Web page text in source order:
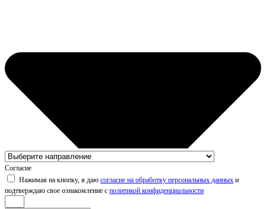
Согласие
Нажимая на кнопку, я даю согласие на обработку персональных данных и
подтверждаю свое ознакомление с политикой конфиденциальности